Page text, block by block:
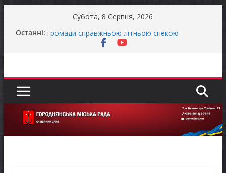
Субота, 8 Серпня, 2026
Останні: Останніми днями погода випробовує жителів
громади справжньою літньою спекою
прав людини проводить опитування щодо
реалізації права осіб з інвалідністю на працю
Захищай небо Чернігівщини!
Батьки майбутніх першокласників уже можуть
оформити «Пакунок школяра»